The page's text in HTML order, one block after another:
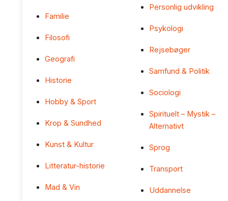
Familie
Filosofi
Geografi
Historie
Hobby & Sport
Krop & Sundhed
Kunst & Kultur
Litteratur-historie
Mad & Vin
Personlig udvikling
Psykologi
Rejsebøger
Samfund & Politik
Sociologi
Spirituelt – Mystik –
Alternativt
Sprog
Transport
Uddannelse